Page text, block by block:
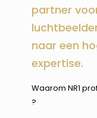
partner
naar een
expertise.
Waarom NR1
? ​​